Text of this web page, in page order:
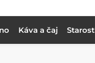
Káva a čaj